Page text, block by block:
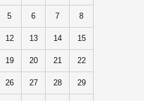
5 6 7 8
12 13 14 15
19 20 21 22
26 27 28 29